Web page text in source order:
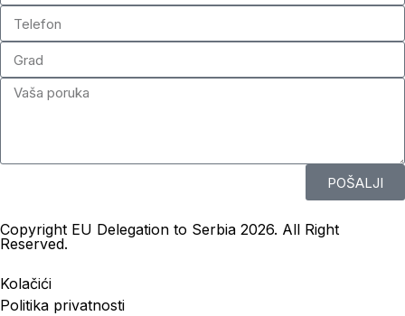
POŠALJI
Copyright EU Delegation to Serbia 2026. All Right
Reserved.
Kolačići
Politika privatnosti